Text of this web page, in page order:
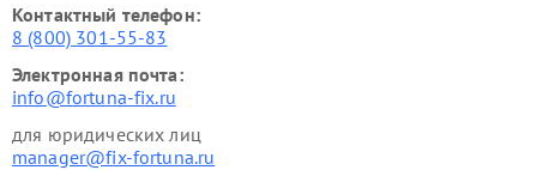
Контактный телефон:
8 (800) 301-55-83
Электронная почта:
info@fortuna-fix.ru
для юридических лиц
manager@fix-fortuna.ru